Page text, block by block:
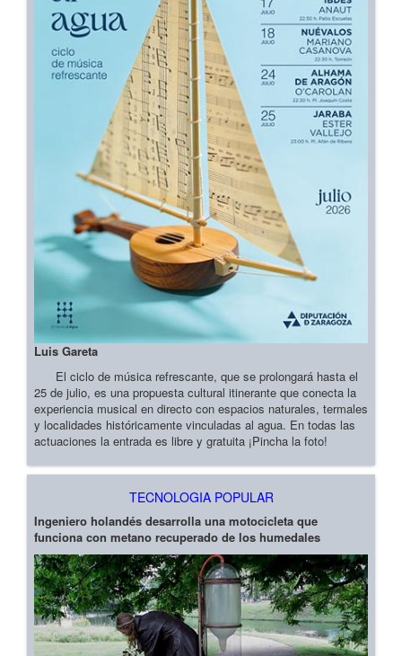
Luis Gareta
El ciclo de música refrescante, que se prolongará hasta el
25 de julio, es una propuesta cultural itinerante que conecta la
experiencia musical en directo con espacios naturales, termales
y localidades históricamente vinculadas al agua. En todas las
actuaciones la entrada es libre y gratuita ¡Pincha la foto!
TECNOLOGIA POPULAR
Ingeniero holandés desarrolla una motocicleta que
funciona con metano recuperado de los humedales